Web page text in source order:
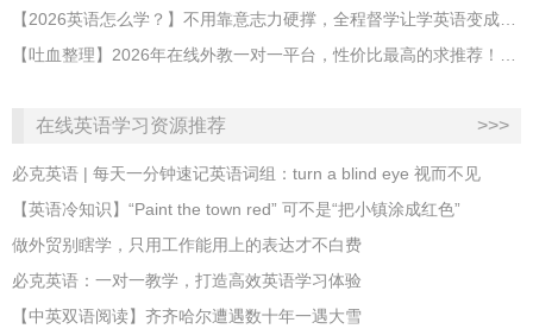
在线英语学习资源推荐 >>>
必克英语 | 每天一分钟速记英语词组：turn a blind eye 视而不见
​【英语冷知识】“Paint the town red” 可不是“把小镇涂成红色”
做外贸别瞎学，只用工作能用上的表达才不白费
必克英语：一对一教学，打造高效英语学习体验
【中英双语阅读】齐齐哈尔遭遇数十年一遇大雪